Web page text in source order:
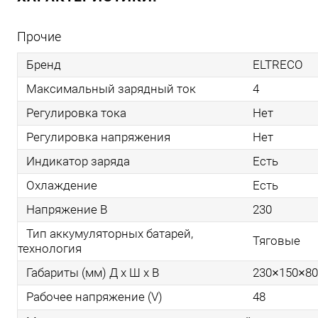
Прочие
Бренд
ELTRECO
Максимальный зарядный ток
4
Регулировка тока
Нет
Регулировка напряжения
Нет
Индикатор заряда
Есть
Охлаждение
Есть
Напряжение В
230
Тип аккумуляторных батарей,
технология
Тяговые
Габариты (мм) Д x Ш x В
230×150×80
Рабочее напряжение (V)
48